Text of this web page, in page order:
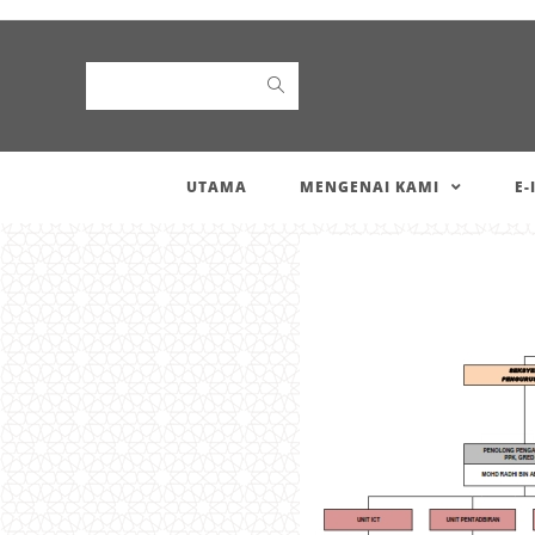
UTAMA MENGENAI KAMI